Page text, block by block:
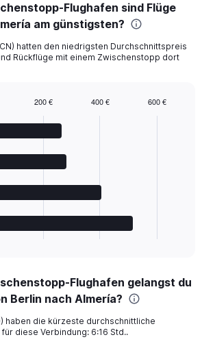
Flughafen sind Flüge
am günstigsten?
hatten den niedrigsten Durchschnittspreis
Rückflüge mit einem Zwischenstopp dort
200 € 400 € 600 €
Flughafen gelangst du
Berlin nach Almería?
haben die kürzeste durchschnittliche
diese Verbindung: 6:16 Std..